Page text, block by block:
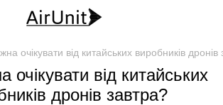
очікувати від китайських виробників дронів
очікувати від китайських
дронів завтра?